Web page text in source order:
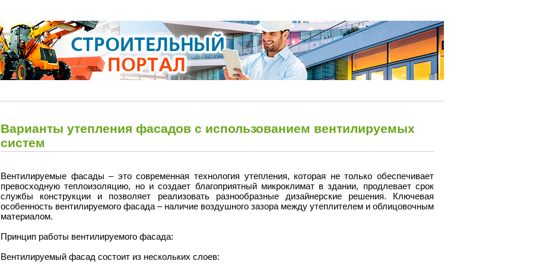
Варианты утепления фасадов с использованием вентилируемых
систем
Вентилируемые фасады – это современная технология утепления, которая не только обеспечивает
превосходную теплоизоляцию, но и создает благоприятный микроклимат в здании, продлевает срок
службы конструкции и позволяет реализовать разнообразные дизайнерские решения. Ключевая
особенность вентилируемого фасада – наличие воздушного зазора между утеплителем и облицовочным
материалом.
Принцип работы вентилируемого фасада:
Вентилируемый фасад состоит из нескольких слоев: